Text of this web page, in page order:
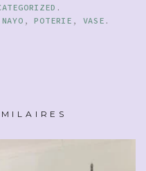
.
NAYO ,POTERIE , VASE .